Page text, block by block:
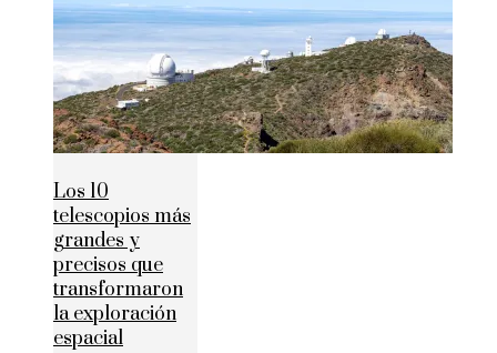
Los 10
telescopios más
grandes y
precisos que
transformaron
la exploración
espacial